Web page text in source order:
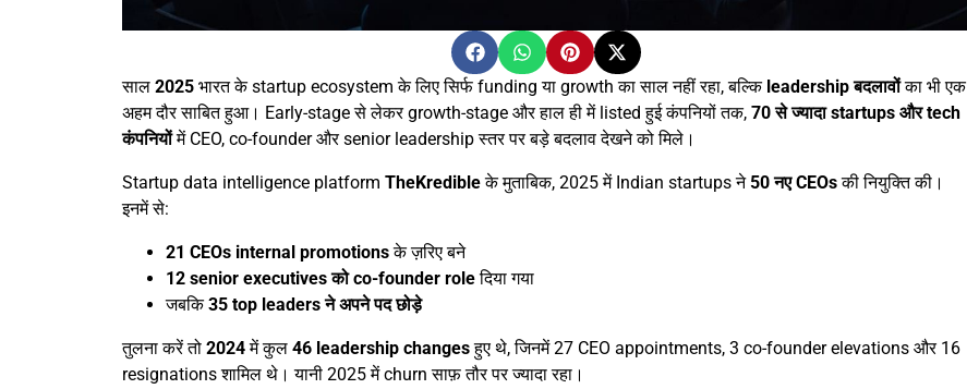
साल 2025 भारत के startup ecosystem के लिए सिर्फ funding या growth का साल नहीं रहा, बल्कि leadership बदलावोंका भी एक
अहम दौर साबित हुआ। Early-stage से लेकर growth-stage और हाल ही में listed हुई कंपनियों तक, 70 से ज्यादा startups और tech
कंपनियोंमें CEO, co-founder और senior leadership स्तर पर बड़े बदलाव देखने को मिले।
Startup data intelligence platform TheKredibleके मुताबिक, 2025 में Indian startups ने50 नए CEOsकी नियुक्ति की।
इनमें से:
21 CEOs internal promotionsके ज़रिए बने
12 senior executives को co-founder roleदिया गया
जबकि35 top leaders ने अपने पद छोड़े
तुलना करें तो 2024में कुल 46 leadership changesहुए थे, जिनमें 27 CEO appointments, 3 co-founder elevations और 16
resignations शामिल थे। यानी 2025 में churn साफ़ तौर पर ज्यादा रहा।